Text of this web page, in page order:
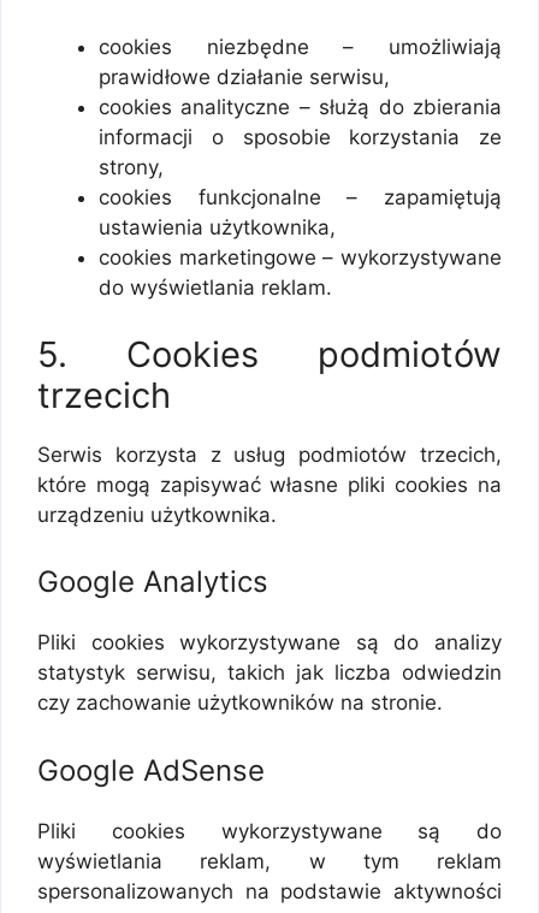
cookies niezbędne – umożliwiają
prawidłowe działanie serwisu,
cookies analityczne – służą do zbierania
informacji o sposobie korzystania ze
strony,
cookies funkcjonalne – zapamiętują
ustawienia użytkownika,
cookies marketingowe – wykorzystywane
do wyświetlania reklam.
5. Cookies podmiotów
trzecich
Serwis korzysta z usług podmiotów trzecich,
które mogą zapisywać własne pliki cookies na
urządzeniu użytkownika.
Google Analytics
Pliki cookies wykorzystywane są do analizy
statystyk serwisu, takich jak liczba odwiedzin
czy zachowanie użytkowników na stronie.
Google AdSense
Pliki cookies wykorzystywane są do
wyświetlania reklam, w tym reklam
spersonalizowanych na podstawie aktywności